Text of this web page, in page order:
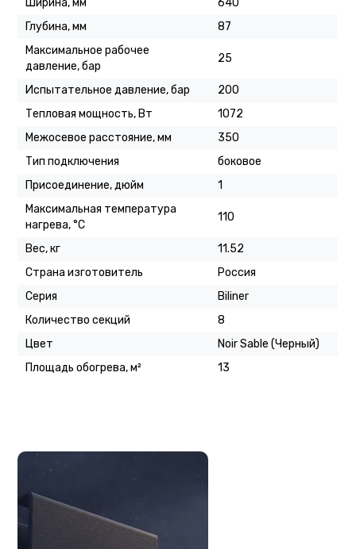
Глубина, мм
87
Максимальное рабочее
давление, бар
25
Испытательное давление, бар
200
Тепловая мощность, Вт
1072
Межосевое расстояние, мм
350
Тип подключения
боковое
Присоединение, дюйм
1
Максимальная температура
нагрева, °C
110
Вес, кг
11.52
Страна изготовитель
Россия
Серия
Biliner
Количество секций
8
Цвет
Noir Sable (Черный)
Площадь обогрева, м²
13